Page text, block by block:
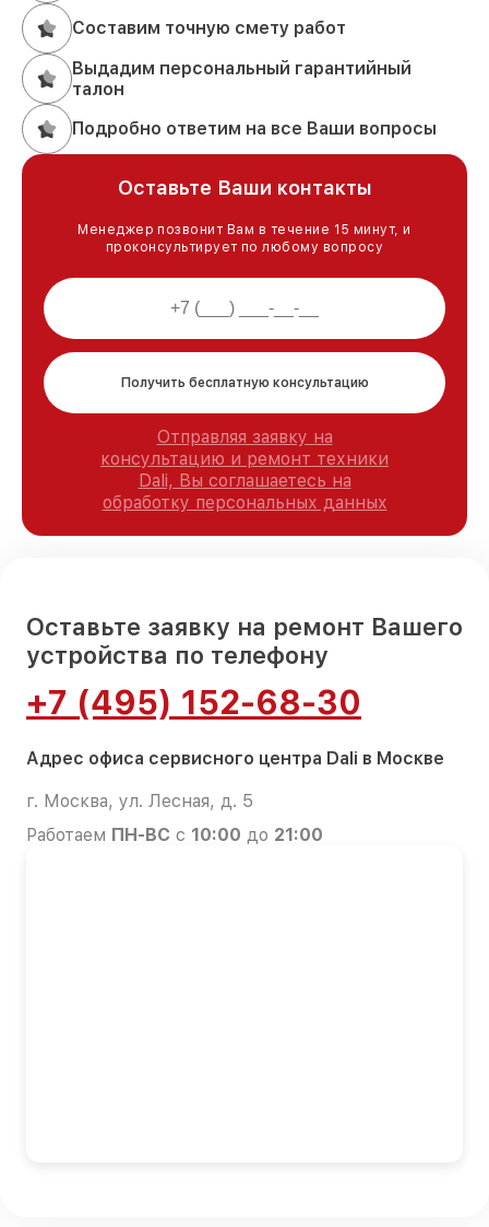
Составим точную смету работ
Выдадим персональный гарантийный
талон
Подробно ответим на все Ваши вопросы
Оставьте Ваши контакты
Менеджер позвонит Вам в течение 15 минут, и
проконсультирует по любому вопросу
Получить бесплатную консультацию
Отправляя заявку на
консультацию и ремонт техники
Dali, Вы соглашаетесь на
обработку персональных данных
Оставьте заявку на ремонт Вашего
устройства по телефону
+7 (495) 152-68-30
Адрес офиса сервисного центра Dali в Москве
г. Москва, ул. Лесная, д. 5
Работаем ПН-ВС с 10:00 до 21:00